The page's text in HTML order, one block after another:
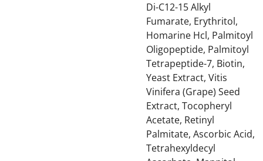
Di-C12-15 Alkyl
Fumarate, Erythritol,
Homarine Hcl, Palmitoyl
Oligopeptide, Palmitoyl
Tetrapeptide-7, Biotin,
Yeast Extract, Vitis
Vinifera (Grape) Seed
Extract, Tocopheryl
Acetate, Retinyl
Palmitate, Ascorbic Acid,
Tetrahexyldecyl